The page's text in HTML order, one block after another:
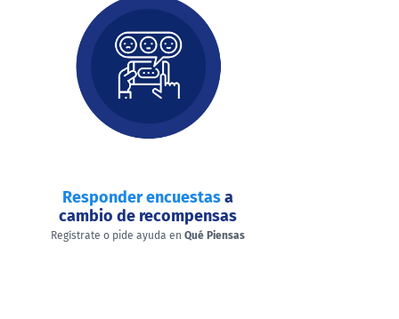
Responder encuestasa
cambio de recompensas
Regístrate o pide ayuda en Qué Piensas